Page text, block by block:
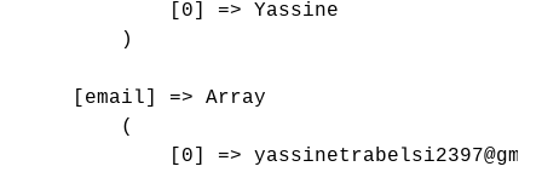
            [0] => Yassine
        )
    [email] => Array
        (
[0] =>